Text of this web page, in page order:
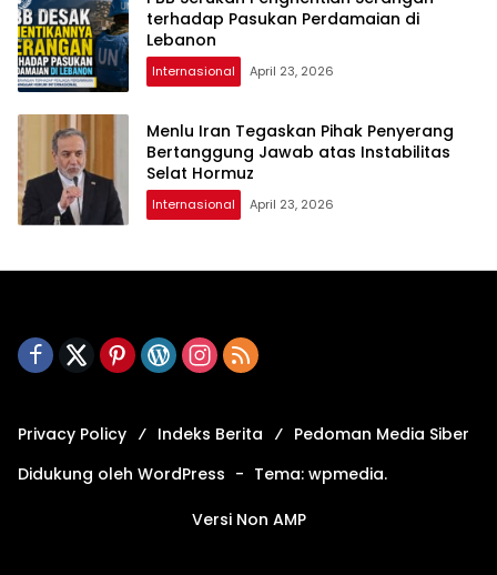
terhadap Pasukan Perdamaian di
Lebanon
Internasional April 23, 2026
Menlu Iran Tegaskan Pihak Penyerang
Bertanggung Jawab atas Instabilitas
Selat Hormuz
Internasional April 23, 2026
Privacy Policy Indeks Berita
Pedoman Media Siber
Didukung oleh WordPress - Tema: wpmedia.
Versi Non AMP